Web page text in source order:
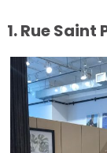
1. Rue Saint